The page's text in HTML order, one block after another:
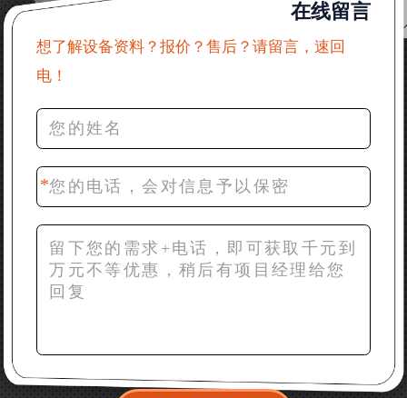
31分钟前 吴先生：成套石头破碎设备有吗？给个详细
产品资料
36分钟前 罗先生：每小时100吨左右的鄂破和反击破，
42分钟前 梁先生：膨润土磨到200目，用什么磨粉设
备？
在线留言
想了解设备资料？报价？售后？请留言，速回
电！